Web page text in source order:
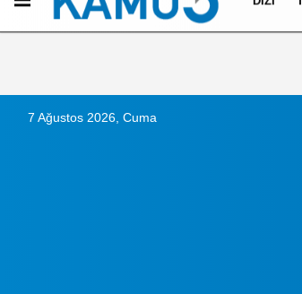
İletişim Çerez Politikası
7 Ağustos 2026, Cuma